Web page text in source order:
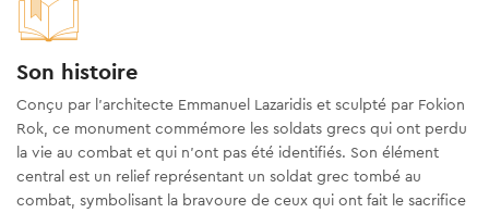
Son histoire
Conçu par l'architecte Emmanuel Lazaridis et sculpté par Fokion
Rok, ce monument commémore les soldats grecs qui ont perdu
la vie au combat et qui n'ont pas été identifiés. Son élément
central est un relief représentant un soldat grec tombé au
combat, symbolisant la bravoure de ceux qui ont fait le sacrifice